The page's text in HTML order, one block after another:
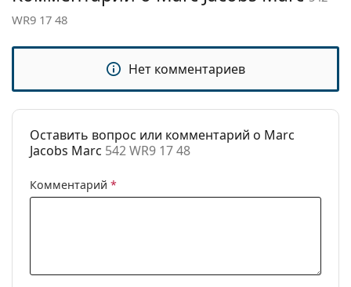
Регулируемые
Нет
Аксессуары
Футляр:
Да
чистки:
Да
Другое
WR9 17 48
Нет комментариев
Оставить вопрос или комментарий о Marc
Jacobs Marc 542 WR9 17 48
Комментарий *